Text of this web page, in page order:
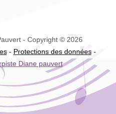
- Copyright © 2026
- Protections des données-
Diane pauvert